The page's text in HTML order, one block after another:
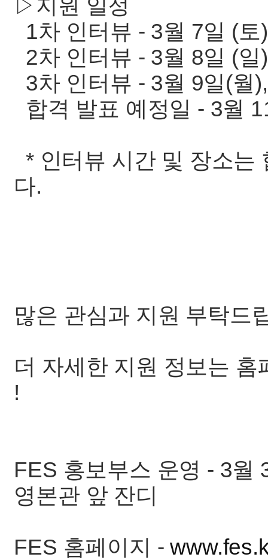
▷지원 일정
1차 인터뷰 - 3월 7일 (토)
2차 인터뷰 - 3월 8일 (일)
3차 인터뷰 - 3월 9일(월
합격 발표 예정일 - 3월
* 인터뷰 시간 및 장소는
다.
많은 관심과 지원 부탁드
더 자세한 지원 정보는
!
FES 홍보부스 운영 - 3월
영본관 앞 잔디
FES 홈페이지 -